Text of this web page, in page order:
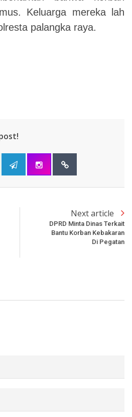
Keluarga mereka lah
palangka raya.
Next article
DPRD Minta Dinas Terkait
Bantu Korban Kebakaran
Di Pegatan